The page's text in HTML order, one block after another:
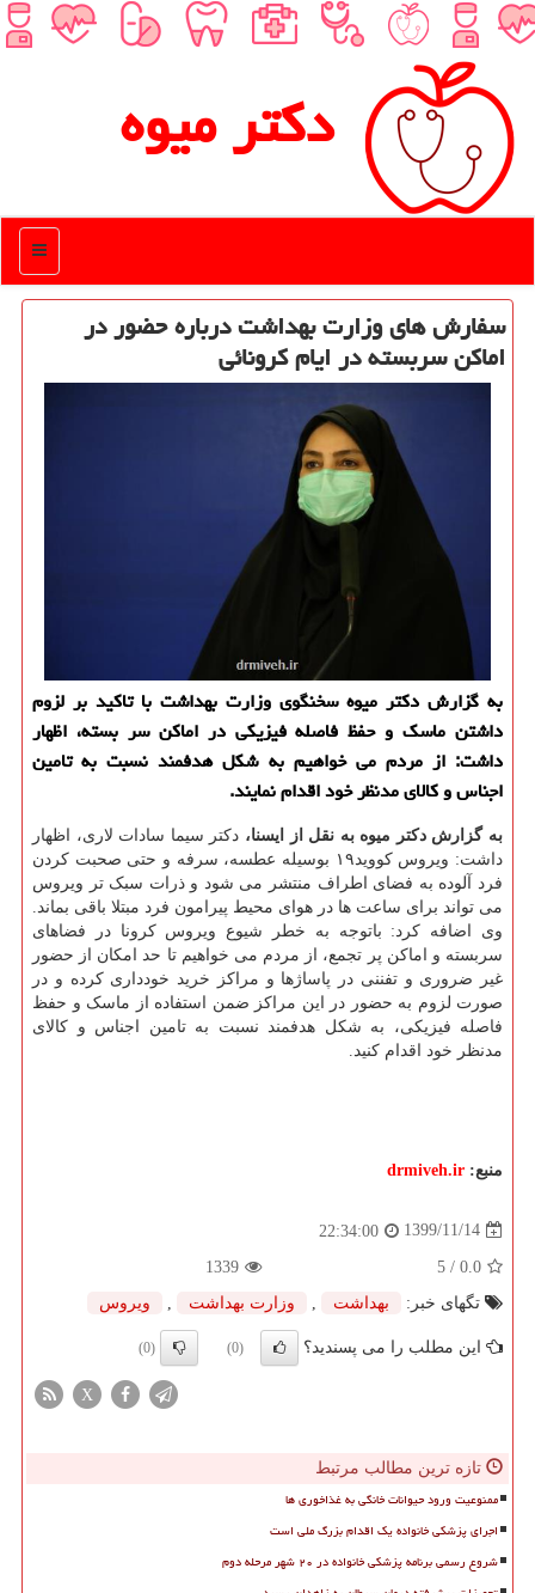
دكتر میوه
منو
سفارش های وزارت بهداشت درباره حضور در
اماكن سربسته در ایام كرونائی
به گزارش دکتر میوه سخنگوی وزارت بهداشت با تاکید بر لزوم
داشتن ماسک و حفظ فاصله فیزیکی در اماکن سر بسته، اظهار
داشت: از مردم می خواهیم به شکل هدفمند نسبت به تامین
اجناس و کالای مدنظر خود اقدام نمایند.
به گزارش دکتر میوه به نقل از ایسنا، دکتر سیما سادات لاری، اظهار
داشت: ویروس کووید۱۹ بوسیله عطسه، سرفه و حتی صحبت کردن
فرد آلوده به فضای اطراف منتشر می شود و ذرات سبک تر ویروس
می تواند برای ساعت ها در هوای محیط پیرامون فرد مبتلا باقی بماند.
وی اضافه کرد: باتوجه به خطر شیوع ویروس کرونا در فضاهای
سربسته و اماکن پر تجمع، از مردم می خواهیم تا حد امکان از حضور
غیر ضروری و تفننی در پاساژها و مراکز خرید خودداری کرده و در
صورت لزوم به حضور در این مراکز ضمن استفاده از ماسک و حفظ
فاصله فیزیکی، به شکل هدفمند نسبت به تامین اجناس و کالای
مدنظر خود اقدام کنید.
منبع: drmiveh.ir
1399/11/14
22:34:00
0.0
/ 5
1339
تگهای خبر:
بهداشت , وزارت بهداشت , ویروس
این مطلب را می پسندید؟ (0)
(0)
X
تازه ترین مطالب مرتبط
ممنوعیت ورود حیوانات خانگی به غذاخوری ها
اجرای پزشکی خانواده یک اقدام بزرگ ملی است
شروع رسمی برنامه پزشکی خانواده در ۲۰ شهر مرحله دوم